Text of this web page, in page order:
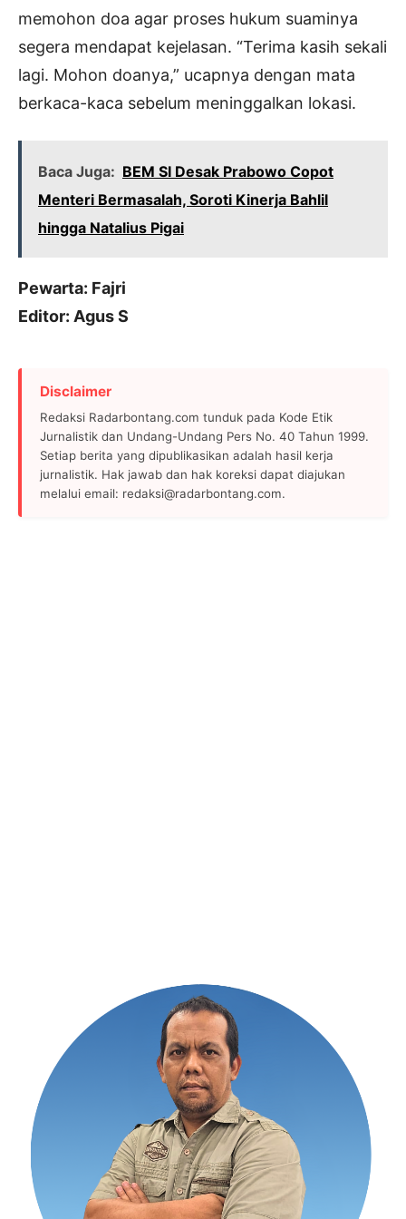
memohon doa agar proses hukum suaminya
segera mendapat kejelasan. “Terima kasih sekali
lagi. Mohon doanya,” ucapnya dengan mata
berkaca-kaca sebelum meninggalkan lokasi.
Baca Juga: BEM SI Desak Prabowo Copot
Menteri Bermasalah, Soroti Kinerja Bahlil
hingga Natalius Pigai
Pewarta: Fajri
Editor: Agus S
Disclaimer
Redaksi Radarbontang.com tunduk pada Kode Etik
Jurnalistik dan Undang-Undang Pers No. 40 Tahun 1999.
Setiap berita yang dipublikasikan adalah hasil kerja
jurnalistik. Hak jawab dan hak koreksi dapat diajukan
melalui email: redaksi@radarbontang.com.